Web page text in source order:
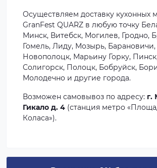
Осуществляем доставку кухонных
GranFest QUARZ в любую точку
Минск, Витебск, Могилев, Гродно,
Гомель, Лиду, Мозырь,
Новополоцк, Марьину Горку,
Солигорск, Полоцк, Бобруйск,
Молодечно и другие города.
Возможен самовывоз по адресу: г.
Гикало д. 4 (станция метро
Коласа»).